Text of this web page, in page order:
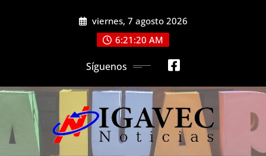
viernes, 7 agosto 2026
6:21:21 AM
Síguenos